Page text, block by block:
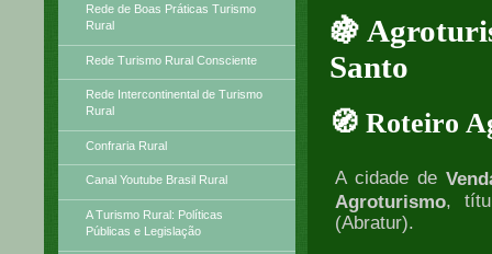
Rede de Boas Práticas Turismo
Rural
Rede Turismo Rural Consciente
Rede Intercontinental de Turismo
Rural
Confraria Rural
Canal Youtube Brasil Rural
A Turismo Rural: Políticas
Públicas e Legislação
🍇
Santo
🧭 Roteiro
A cidade de
Agroturismo,
(Abratur).